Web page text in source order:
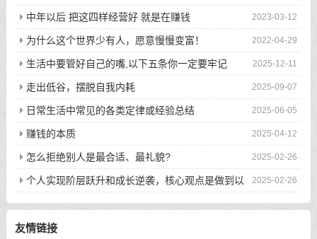
次的回眸才换来今生的相遇
2023-03-12
中年以后 把这四样经营好 就是在赚钱
2022-04-29
为什么这个世界少有人，愿意慢慢变富！
2025-12-11
生活中要管好自己的嘴,以下五条你一定要牢记
2025-09-07
走出低谷，摆脱自我内耗
2025-06-05
日常生活中常见的各类定律或经验总结
2025-04-12
赚钱的本质
2025-02-26
怎么拒绝别人是最合适、最礼貌?
2025-02-26
个人实现阶层跃升和成长逆袭，核心观点是做到以
下八件事
友情链接